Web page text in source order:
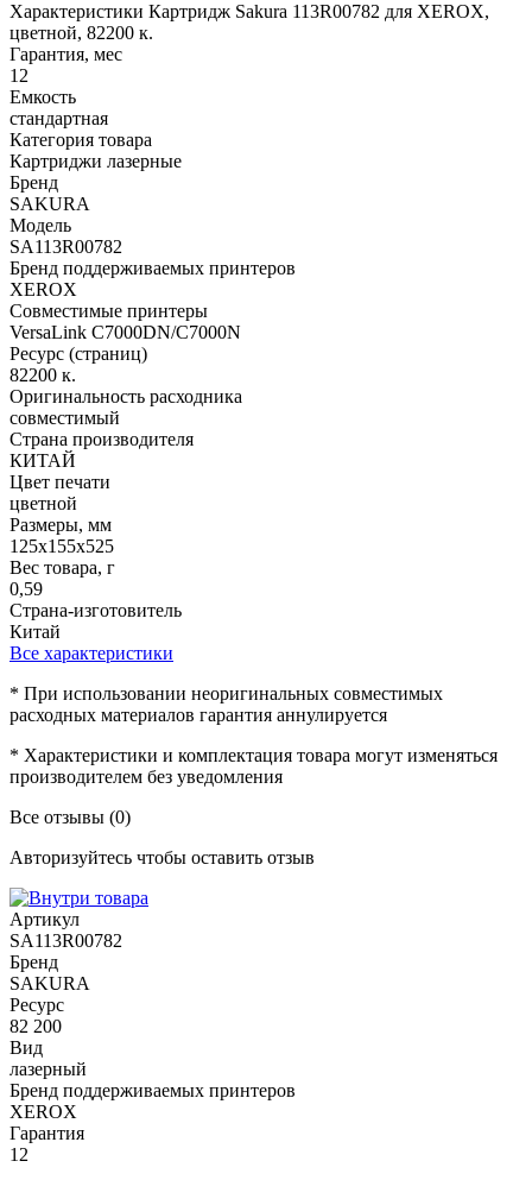
Характеристики Картридж Sakura 113R00782 для XEROX,
цветной, 82200 к.
Гарантия, мес
12
Емкость
стандартная
Категория товара
Картриджи лазерные
Бренд
SAKURA
Модель
SA113R00782
Бренд поддерживаемых принтеров
XEROX
Совместимые принтеры
VersaLink C7000DN/C7000N
Ресурс (страниц)
82200 к.
Оригинальность расходника
совместимый
Страна производителя
КИТАЙ
Цвет печати
цветной
Размеры, мм
125x155x525
Вес товара, г
0,59
Страна-изготовитель
Китай
Все характеристики
* При использовании неоригинальных совместимых
расходных материалов гарантия аннулируется
* Характеристики и комплектация товара могут изменяться
производителем без уведомления
Все отзывы (0)
Авторизуйтесь чтобы оставить отзыв
Артикул
SA113R00782
Бренд
SAKURA
Ресурс
82 200
Вид
лазерный
Бренд поддерживаемых принтеров
XEROX
Гарантия
12